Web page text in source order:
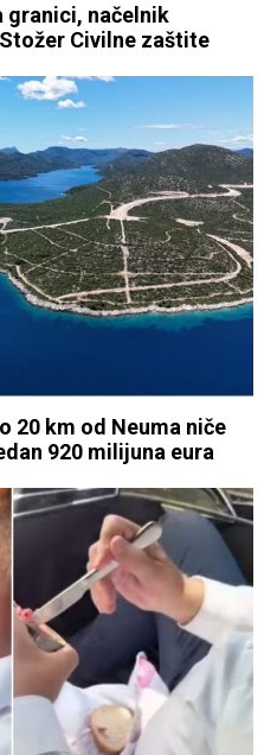
granici, načelnik
Civilne zaštite
20 km od Neuma niče
920 milijuna eura